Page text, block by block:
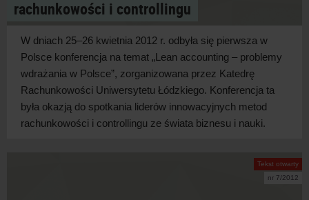
rachunkowości i controllingu
W dniach 25–26 kwietnia 2012 r. odbyła się pierwsza w
Polsce konferencja na temat „Lean accounting – problemy
wdrażania w Polsce”, zorganizowana przez Katedrę
Rachunkowości Uniwersytetu Łódzkiego. Konferencja ta
była okazją do spotkania liderów innowacyjnych metod
rachunkowości i controllingu ze świata biznesu i nauki.
Tekst otwarty
nr 7/2012